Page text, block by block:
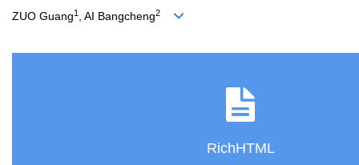
ZUO Guang1 , AI Bangcheng2
RichHTML